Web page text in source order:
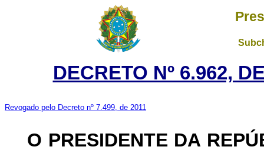
DECRETO Nº 6.962,
Revogado pelo Decreto nº 7.499, de 2011
O PRESIDENTE DA